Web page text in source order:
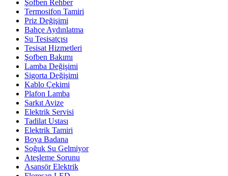
Şofben Rehber
Termosifon Tamiri
Priz Değişimi
Bahçe Aydınlatma
Su Tesisatçısı
Tesisat Hizmetleri
Şofben Bakımı
Lamba Değişimi
Sigorta Değişimi
Kablo Çekimi
Plafon Lamba
Sarkıt Avize
Elektrik Servisi
Tadilat Ustası
Elektrik Tamiri
Boya Badana
Soğuk Su Gelmiyor
Ateşleme Sorunu
Asansör Elektrik